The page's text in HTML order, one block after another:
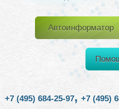
Автоинформатор
+7 (495) 684-25-97, +7 (495)